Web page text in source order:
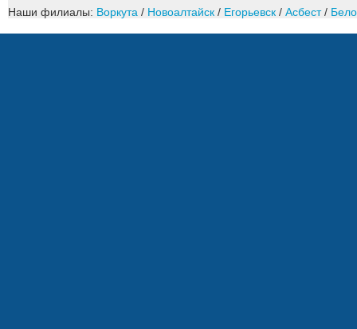
Наши филиалы: Воркута / Новоалтайск / Егорьевск / Асбест/